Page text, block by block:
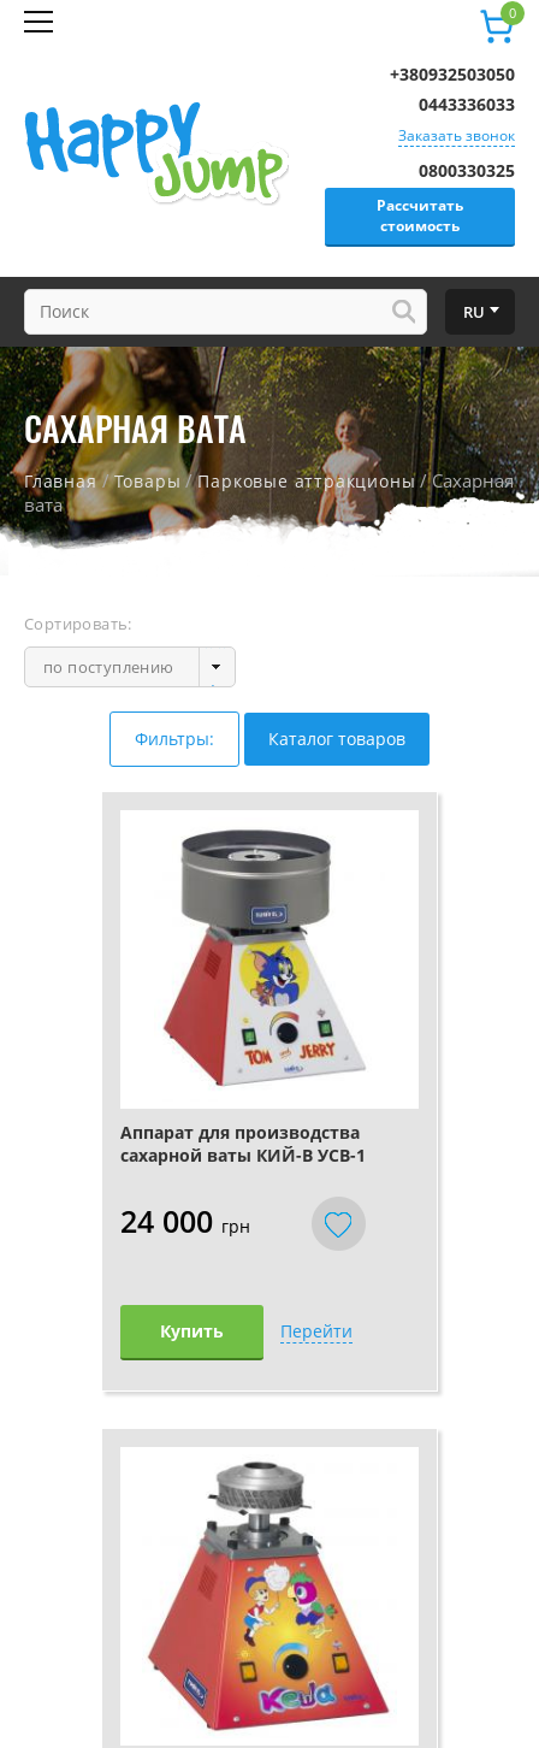
0
0800330325
Рассчитать
стоимость
+380932503050
0443336033
Заказать звонок
RU
САХАРНАЯ ВАТА
Главная/Товары /Парковые аттракционы/ Сахарная
вата
Сортировать:
по поступлению
Фильтры: Каталог товаров
Аппарат для производства
сахарной ваты КИЙ-В УСВ-1
24 000 грн
Купить Перейти